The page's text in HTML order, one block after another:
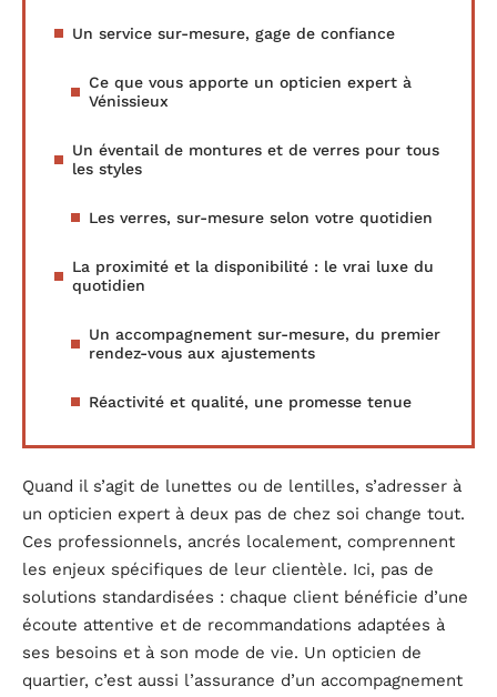
Un service sur-mesure, gage de confiance
Ce que vous apporte un opticien expert à
Vénissieux
Un éventail de montures et de verres pour tous
les styles
Les verres, sur-mesure selon votre quotidien
La proximité et la disponibilité : le vrai luxe du
quotidien
Un accompagnement sur-mesure, du premier
rendez-vous aux ajustements
Réactivité et qualité, une promesse tenue
Quand il s’agit de lunettes ou de lentilles, s’adresser à
un opticien expert à deux pas de chez soi change tout.
Ces professionnels, ancrés localement, comprennent
les enjeux spécifiques de leur clientèle. Ici, pas de
solutions standardisées : chaque client bénéficie d’une
écoute attentive et de recommandations adaptées à
ses besoins et à son mode de vie. Un opticien de
quartier, c’est aussi l’assurance d’un accompagnement